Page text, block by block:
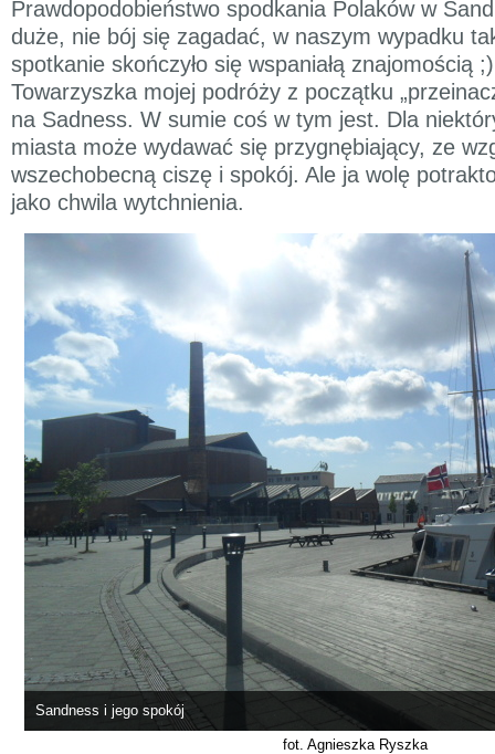
Prawdopodobieństwo spodkania Polaków w
duże, nie bój się zagadać, w naszym wypadku
spotkanie skończyło się wspaniałą znajomością ;)
Towarzyszka mojej podróży z początku
na Sadness. W sumie coś w tym jest. Dla
miasta może wydawać się przygnębiający, ze
wszechobecną ciszę i spokój. Ale ja wolę
jako chwila wytchnienia.
Sandness i jego spokój
fot. Agnieszka Ryszka